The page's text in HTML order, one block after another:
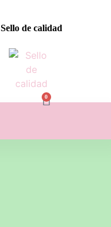
Sello de calidad
0